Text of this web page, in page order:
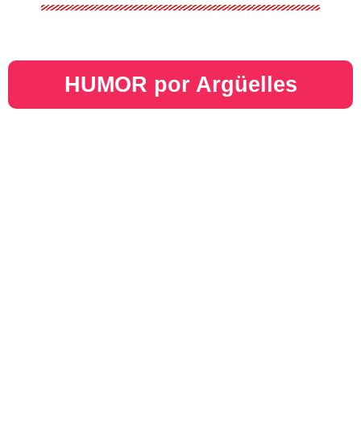
HUMOR por Argüelles​